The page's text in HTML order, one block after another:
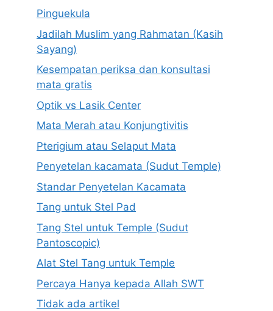
Pinguekula
Jadilah Muslim yang Rahmatan (Kasih
Sayang)
Kesempatan periksa dan konsultasi
mata gratis
Optik vs Lasik Center
Mata Merah atau Konjungtivitis
Pterigium atau Selaput Mata
Penyetelan kacamata (Sudut Temple)
Standar Penyetelan Kacamata
Tang untuk Stel Pad
Tang Stel untuk Temple (Sudut
Pantoscopic)
Alat Stel Tang untuk Temple
Percaya Hanya kepada Allah SWT
Tidak ada artikel